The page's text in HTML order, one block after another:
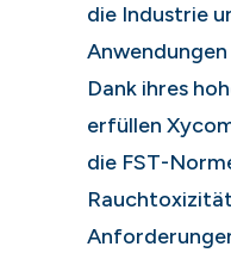
die Industrie
Dank ihres
erfüllen
die FST-